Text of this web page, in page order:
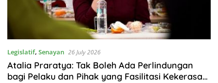
Legislatif, Senayan 26 July 2026
Atalia Praratya: Tak Boleh Ada Perlindungan
bagi Pelaku dan Pihak yang Fasilitasi Kekerasan